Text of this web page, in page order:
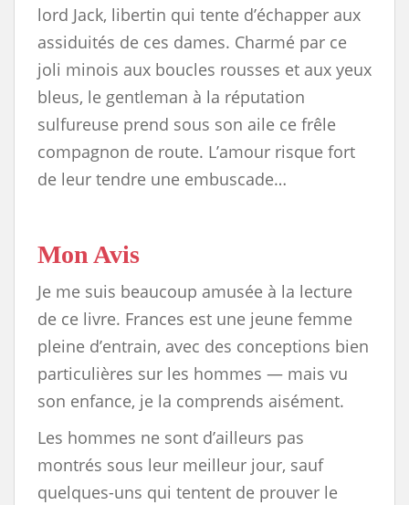
lord Jack, libertin qui tente d’échapper aux
assiduités de ces dames. Charmé par ce
joli minois aux boucles rousses et aux yeux
bleus, le gentleman à la réputation
sulfureuse prend sous son aile ce frêle
compagnon de route. L’amour risque fort
de leur tendre une embuscade…
Mon Avis
Je me suis beaucoup amusée à la lecture
de ce livre. Frances est une jeune femme
pleine d’entrain, avec des conceptions bien
particulières sur les hommes — mais vu
son enfance, je la comprends aisément.
Les hommes ne sont d’ailleurs pas
montrés sous leur meilleur jour, sauf
quelques-uns qui tentent de prouver le